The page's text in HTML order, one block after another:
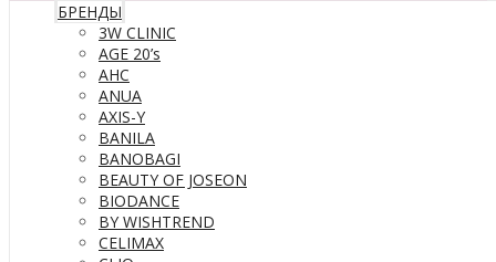
БРЕНДЫ
3W CLINIC
AGE 20’s
AHC
ANUA
AXIS-Y
BANILA
BANOBAGI
BEAUTY OF JOSEON
BIODANCE
BY WISHTREND
CELIMAX